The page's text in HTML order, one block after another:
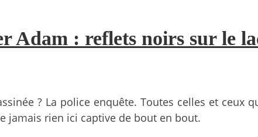
Adam : reflets noirs sur le
? La police enquête. Toutes celles et ceux
jamais rien ici captive de bout en bout.